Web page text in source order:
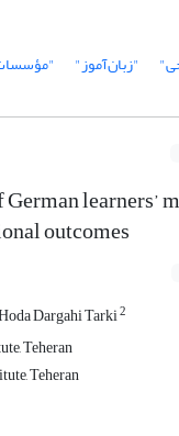
"زبان‌آموز"
learners’
outcomes
Dargahi Tarki2
Teheran
Teheran